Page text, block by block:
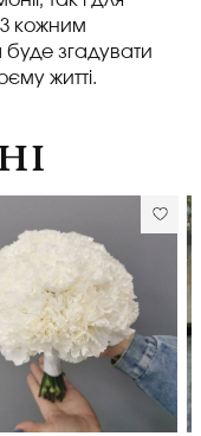
З кожним
буде згадувати
житті.